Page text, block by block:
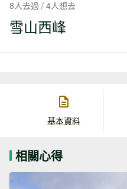
8人去過 / 4人想去
雪山西峰
基本資料
相關心得